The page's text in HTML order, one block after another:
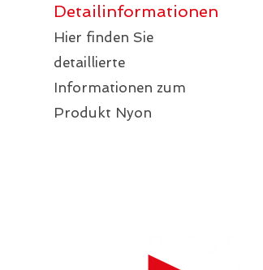
Detailinformationen
Hier finden Sie
detaillierte
Informationen zum
Produkt Nyon